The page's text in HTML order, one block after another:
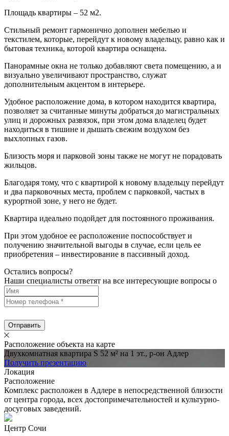
Площадь квартиры – 52 м2.
Стильный ремонт гармонично дополнен мебелью и
текстилем, которые, перейдут к новому владельцу, равно как и
бытовая техника, которой квартира оснащена.
Панорамные окна не только добавляют света помещению, а и
визуально увеличивают пространство, служат
дополнительным акцентом в интерьере.
Удобное расположение дома, в котором находится квартира,
позволяет за считанные минуты добраться до магистральных
улиц и дорожных развязок, при этом дома владелец будет
находиться в тишине и дышать свежим воздухом без
выхлопных газов.
Близость моря и парковой зоны также не могут не порадовать
жильцов.
Благодаря тому, что с квартирой к новому владельцу перейдут
и два парковочных места, проблем с парковкой, частых в
курортной зоне, у него не будет.
Квартира идеально подойдет для постоянного проживания.
При этом удобное ее расположение поспособствует и
получению значительной выгоды в случае, если цель ее
приобретения – инвестирование в пассивный доход.
Остались вопросы?
Наши специалисты ответят на все интересующие вопросы о
Отправить
Расположение объекта на карте
Двухкомнатная квартира S 52 м² на 1 эт., р-он Адлер
Получить презентацию
Локация
Расположение
Комплекс расположен в Адлере в непосредственной близости
от центра города, всех достопримечательностей и культурно-
досуговых заведений.
Центр Сочи